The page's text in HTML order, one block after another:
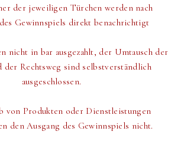
der jeweiligen Türchen werdennach
Gewinnspiels direkt benachrichtigt
nicht in bar ausgezahlt, der Umtausch der
der Rechtsweg sind selbstverständlich
ausgeschlossen.
von Produkten oder Dienstleistungen
den Ausgang des Gewinnspiels nicht.